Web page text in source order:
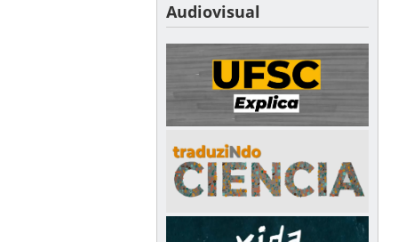
Audiovisual